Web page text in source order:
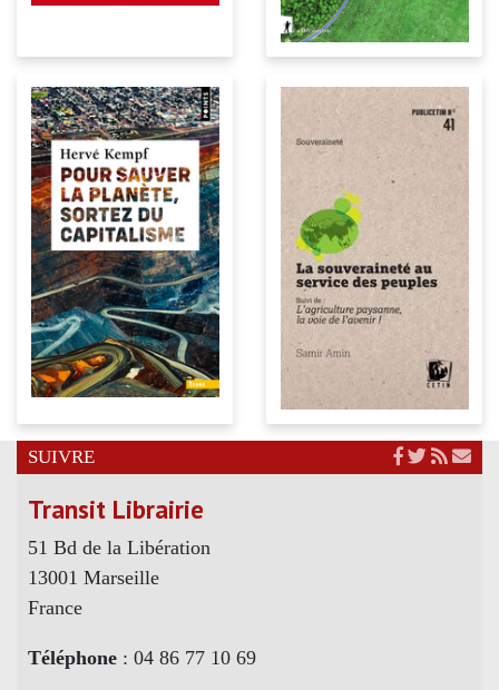
SUIVRE
Transit Librairie
51 Bd de la Libération
13001 Marseille
France
Téléphone : 04 86 77 10 69